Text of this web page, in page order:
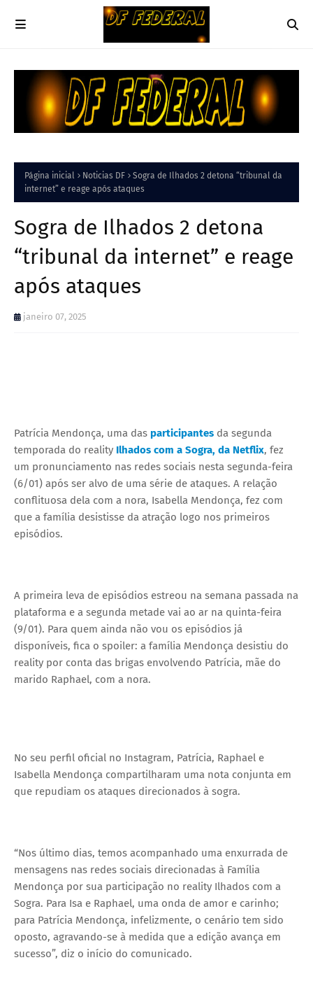
Página inicial Noticias DF
Sogra de Ilhados 2 detona “tribunal da
internet” e reage após ataques
Sogra de Ilhados 2 detona
“tribunal da internet” e reage
após ataques
janeiro 07, 2025
Patrícia Mendonça, uma das participantes da segunda
temporada do reality Ilhados com a Sogra, da Netflix, fez
um pronunciamento nas redes sociais nesta segunda-feira
(6/01) após ser alvo de uma série de ataques. A relação
conflituosa dela com a nora, Isabella Mendonça, fez com
que a família desistisse da atração logo nos primeiros
episódios.
A primeira leva de episódios estreou na semana passada na
plataforma e a segunda metade vai ao ar na quinta-feira
(9/01). Para quem ainda não vou os episódios já
disponíveis, fica o spoiler: a família Mendonça desistiu do
reality por conta das brigas envolvendo Patrícia, mãe do
marido Raphael, com a nora.
No seu perfil oficial no Instagram, Patrícia, Raphael e
Isabella Mendonça compartilharam uma nota conjunta em
que repudiam os ataques direcionados à sogra.
“Nos último dias, temos acompanhado uma enxurrada de
mensagens nas redes sociais direcionadas à Família
Mendonça por sua participação no reality Ilhados com a
Sogra. Para Isa e Raphael, uma onda de amor e carinho;
para Patrícia Mendonça, infelizmente, o cenário tem sido
oposto, agravando-se à medida que a edição avança em
sucesso”, diz o início do comunicado.